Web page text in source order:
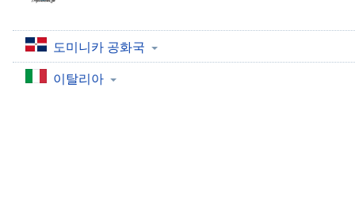
subtitles
settings,
opens
도미니카 공화국
이탈리아